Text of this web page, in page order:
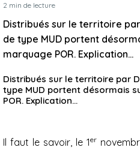
2 min de lecture
Distribués sur le territoire
de type MUD portent
marquage POR. Explication…
Distribués sur le territoire par
type MUD portent désormais
POR. Explication…
Il faut le savoir, le 1er